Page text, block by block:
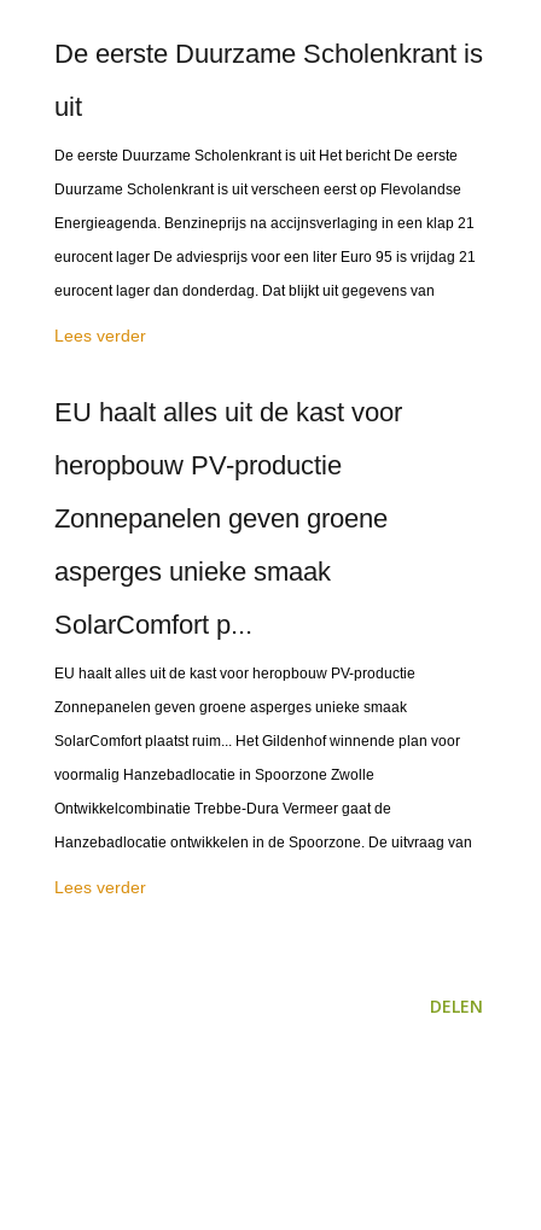
De eerste Duurzame Scholenkrant is
uit
De eerste Duurzame Scholenkrant is uit Het bericht De eerste
Duurzame Scholenkrant is uit verscheen eerst op Flevolandse
Energieagenda. Benzineprijs na accijnsverlaging in een klap 21
eurocent lager De adviesprijs voor een liter Euro 95 is vrijdag 21
eurocent lager dan donderdag. Dat blijkt uit gegevens van
Lees verder
EU haalt alles uit de kast voor
heropbouw PV-productie
Zonnepanelen geven groene
asperges unieke smaak
SolarComfort p...
EU haalt alles uit de kast voor heropbouw PV-productie
Zonnepanelen geven groene asperges unieke smaak
SolarComfort plaatst ruim... Het Gildenhof winnende plan voor
voormalig Hanzebadlocatie in Spoorzone Zwolle
Ontwikkelcombinatie Trebbe-Dura Vermeer gaat de
Hanzebadlocatie ontwikkelen in de Spoorzone. De uitvraag van
Lees verder
DELEN